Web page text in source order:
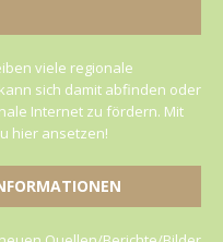
viele regionale
sich damit abfinden oder
Internet zu fördern. Mit
hier ansetzen!